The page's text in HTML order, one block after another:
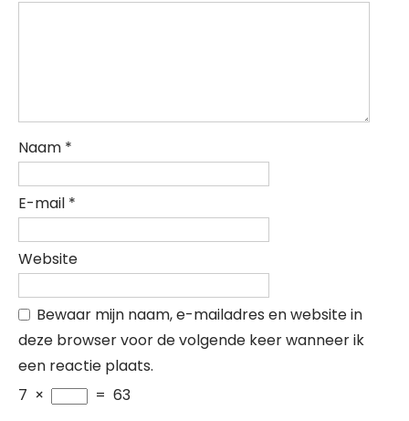
Naam *
E-mail *
Website
Bewaar mijn naam, e-mailadres en website in
deze browser voor de volgende keer wanneer ik
een reactie plaats.
7 × = 63